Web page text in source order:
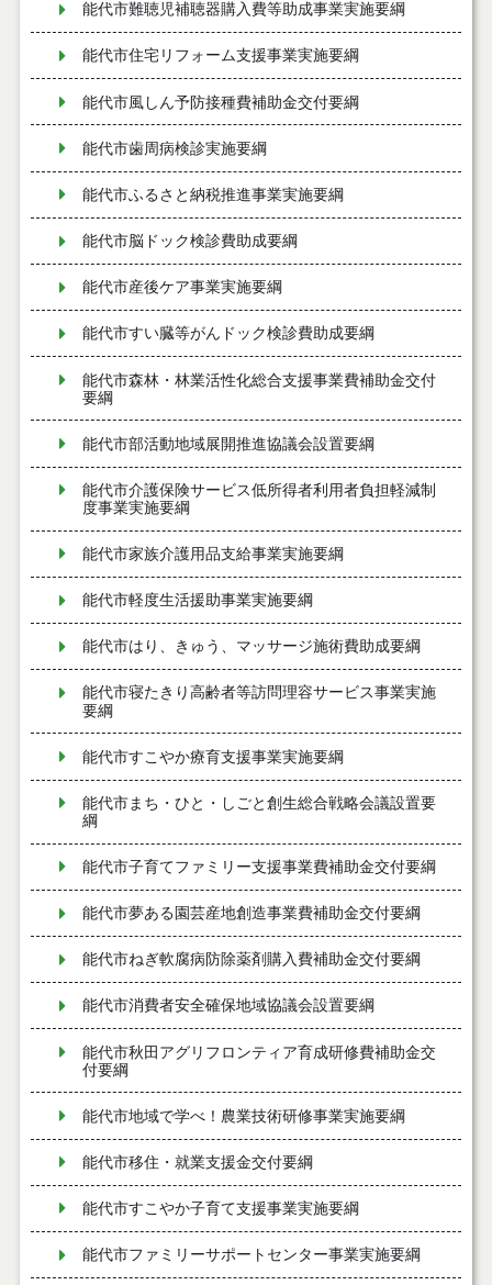
能代市難聴児補聴器購入費等助成事業実施要綱
能代市住宅リフォーム支援事業実施要綱
能代市風しん予防接種費補助金交付要綱
能代市歯周病検診実施要綱
能代市ふるさと納税推進事業実施要綱
能代市脳ドック検診費助成要綱
能代市産後ケア事業実施要綱
能代市すい臓等がんドック検診費助成要綱
能代市森林・林業活性化総合支援事業費補助金交付
要綱
能代市部活動地域展開推進協議会設置要綱
能代市介護保険サービス低所得者利用者負担軽減制
度事業実施要綱
能代市家族介護用品支給事業実施要綱
能代市軽度生活援助事業実施要綱
能代市はり、きゅう、マッサージ施術費助成要綱
能代市寝たきり高齢者等訪問理容サービス事業実施
要綱
能代市すこやか療育支援事業実施要綱
能代市まち・ひと・しごと創生総合戦略会議設置要
綱
能代市子育てファミリー支援事業費補助金交付要綱
能代市夢ある園芸産地創造事業費補助金交付要綱
能代市ねぎ軟腐病防除薬剤購入費補助金交付要綱
能代市消費者安全確保地域協議会設置要綱
能代市秋田アグリフロンティア育成研修費補助金交
付要綱
能代市地域で学べ！農業技術研修事業実施要綱
能代市移住・就業支援金交付要綱
能代市すこやか子育て支援事業実施要綱
能代市ファミリーサポートセンター事業実施要綱